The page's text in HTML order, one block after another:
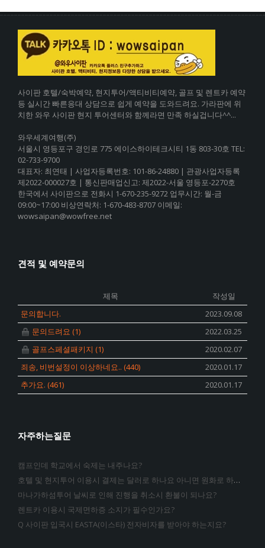
사이판 호텔/숙박예약, 현지투어/액티비티예약, 골프 및 렌트카 예약
등 실시간 빠른응대 상담으로 쉽게 예약을 도와드려요. 가라판에 위
치한 와우 사이판 현지 투어센터와 함께라면 만족 하실겁니다^^...
와우세계여행(주)
서울시 영등포구 경인로 775 에이스하이테크시티 1동 803-30호 TEL:
02-733-9700
대표자: 최연태 | 사업자등록번호: 101-86-24880 | 관광사업자등록
제2022-000027호 | 통신판매업신고: 제2022-서울 영등포-2270호
한국에서 사이판으로 전화시 1-670-235-9272 업무시간: 월-금
09:00~17:00 비상연락처: 1-670-483-8707 이메일:
wowsaipan@wowfree.net
견적 및 예약문의
제목
작성일
문의합니다.
2023.09.08
문의드려요 (1)
2022.03.25
골프스페셜패키지 (1)
2020.02.07
죄송, 비번설정이 이상하네요.. (440)
2020.01.17
추가요. (461) 2020.01.17
자주하는질문
캠프인데 학교에서 숙제는 내주나요?
호텔 및 현지투어 이용시 결제는 달러로 하나요 아니면 원화로 하는지요?
마나가하섬투어 날씨로 인해 진행을 취소시 환불이 되나요?
렌트카 이용시 국제면하증 소지가 필수인가요?
Q 사이판 입국시 EASTA(이스타) 전자비자를 받아야 하는지요?